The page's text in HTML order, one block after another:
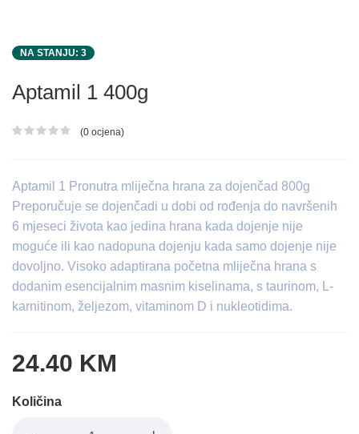
NA STANJU: 3
Aptamil 1 400g
Ocjena proizvoda
(0 ocjena)
Aptamil 1 Pronutra mliječna hrana za dojenčad 800g
Preporučuje se dojenčadi u dobi od rođenja do navršenih
6 mjeseci života kao jedina hrana kada dojenje nije
moguće ili kao nadopuna dojenju kada samo dojenje nije
dovoljno. Visoko adaptirana početna mliječna hrana s
dodanim esencijalnim masnim kiselinama, s taurinom, L-
karnitinom, željezom, vitaminom D i nukleotidima.
24.40 KM
Količina